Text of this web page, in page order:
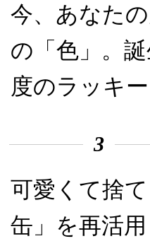
今、あなた
の「色」。
度のラッキ
3
可愛くて捨
缶」を再活